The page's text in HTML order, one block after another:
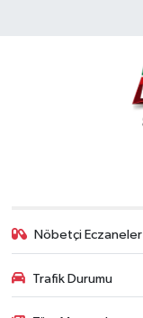
Nöbetçi Eczaneler
Trafik Durumu